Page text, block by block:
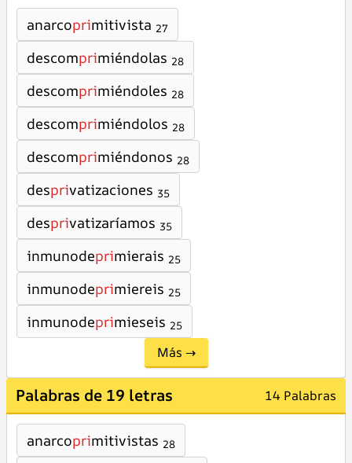
anarcoprimitivista 27
descomprimiéndolas 28
descomprimiéndoles 28
descomprimiéndolos 28
descomprimiéndonos 28
desprivatizaciones 35
desprivatizaríamos 35
inmunodeprimierais 25
inmunodeprimiereis 25
inmunodeprimieseis 25
Más →
Palabras de 19 letras 14 Palabras
anarcoprimitivistas 28